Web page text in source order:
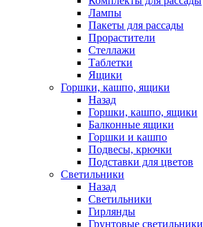
Лампы
Пакеты для рассады
Прорастители
Стеллажи
Таблетки
Ящики
Горшки, кашпо, ящики
Назад
Горшки, кашпо, ящики
Балконные ящики
Горшки и кашпо
Подвесы, крючки
Подставки для цветов
Светильники
Назад
Светильники
Гирлянды
Грунтовые светильники